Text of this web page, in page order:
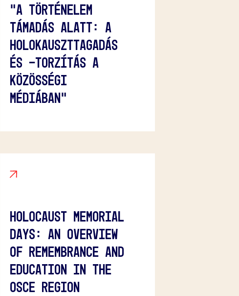
"A TÖRTÉNELEM
TÁMADÁS ALATT: A
HOLOKAUSZTTAGADÁS
ÉS -TORZÍTÁS A
KÖZÖSSÉGI
MÉDIÁBAN"
HOLOCAUST MEMORIAL
DAYS: AN OVERVIEW
OF REMEMBRANCE AND
EDUCATION IN THE
OSCE REGION